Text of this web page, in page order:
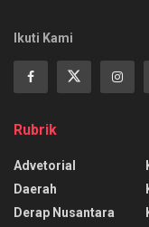
Ikuti Kami
Rubrik
Advetorial
Daerah
Derap Nusantara